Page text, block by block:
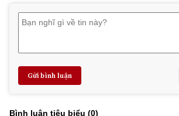
Gửi bình luận
Bình luận tiêu biểu (0)